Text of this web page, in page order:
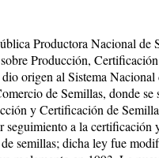
Productora Nacional de
Producción,
origen al Sistema Nacional
de Semillas, donde se
y Certificación de
seguimiento a la certificación
semillas; dicha ley fue